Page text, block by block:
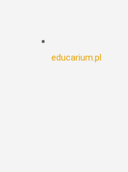
educarium.pl